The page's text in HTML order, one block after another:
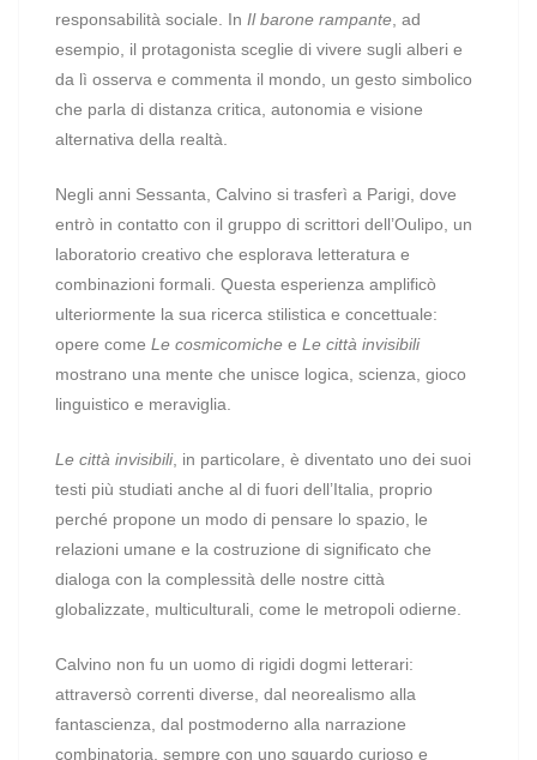
responsabilità sociale. In Il barone rampante , ad
esempio, il protagonista sceglie di vivere sugli alberi e
da lì osserva e commenta il mondo, un gesto simbolico
che parla di distanza critica, autonomia e visione
alternativa della realtà.
Negli anni Sessanta, Calvino si trasferì a Parigi, dove
entrò in contatto con il gruppo di scrittori dell’Oulipo, un
laboratorio creativo che esplorava letteratura e
combinazioni formali. Questa esperienza amplificò
ulteriormente la sua ricerca stilistica e concettuale:
opere come Le cosmicomiche e Le città invisibili
mostrano una mente che unisce logica, scienza, gioco
linguistico e meraviglia.
Le città invisibili, in particolare, è diventato uno dei suoi
testi più studiati anche al di fuori dell’Italia, proprio
perché propone un modo di pensare lo spazio, le
relazioni umane e la costruzione di significato che
dialoga con la complessità delle nostre città
globalizzate, multiculturali, come le metropoli odierne.
Calvino non fu un uomo di rigidi dogmi letterari:
attraversò correnti diverse, dal neorealismo alla
fantascienza, dal postmoderno alla narrazione
combinatoria, sempre con uno sguardo curioso e